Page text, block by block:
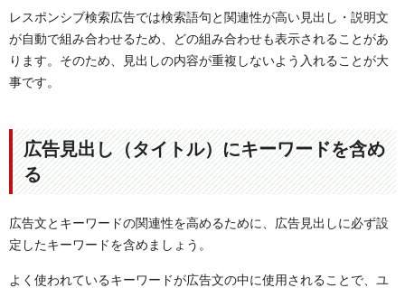
レスポンシブ検索広告では検索語句と関連性が高い見出し・説明文
が自動で組み合わせるため、どの組み合わせも表示されることがあ
ります。そのため、見出しの内容が重複しないよう入れることが大
事です。
広告見出し（タイトル）にキーワードを含め
る
広告文とキーワードの関連性を高めるために、広告見出しに必ず設
定したキーワードを含めましょう。
よく使われているキーワードが広告文の中に使用されることで、ユ